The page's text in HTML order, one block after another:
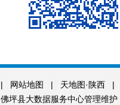
| 网站地图 | 天地图·陕西 |
佛坪县大数据服务中心管理维护